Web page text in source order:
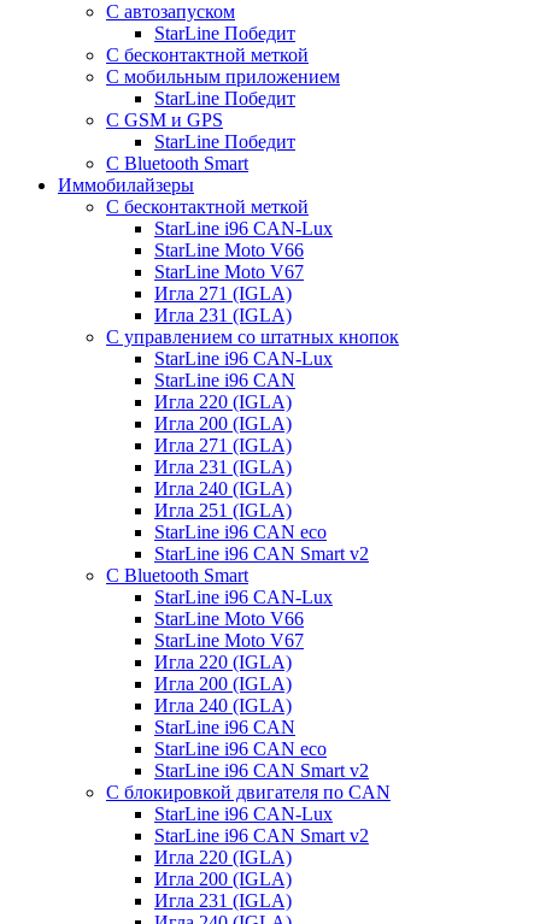
С автозапуском
StarLine Победит
С бесконтактной меткой
С мобильным приложением
StarLine Победит
С GSM и GPS
StarLine Победит
С Bluetooth Smart
Иммобилайзеры
С бесконтактной меткой
StarLine i96 CAN-Lux
StarLine Moto V66
StarLine Moto V67
Игла 271 (IGLA)
Игла 231 (IGLA)
С управлением со штатных кнопок
StarLine i96 CAN-Lux
StarLine i96 CAN
Игла 220 (IGLA)
Игла 200 (IGLA)
Игла 271 (IGLA)
Игла 231 (IGLA)
Игла 240 (IGLA)
Игла 251 (IGLA)
StarLine i96 CAN eco
StarLine i96 CAN Smart v2
С Bluetooth Smart
StarLine i96 CAN-Lux
StarLine Moto V66
StarLine Moto V67
Игла 220 (IGLA)
Игла 200 (IGLA)
Игла 240 (IGLA)
StarLine i96 CAN
StarLine i96 CAN eco
StarLine i96 CAN Smart v2
С блокировкой двигателя по CAN
StarLine i96 CAN-Lux
StarLine i96 CAN Smart v2
Игла 220 (IGLA)
Игла 200 (IGLA)
Игла 231 (IGLA)